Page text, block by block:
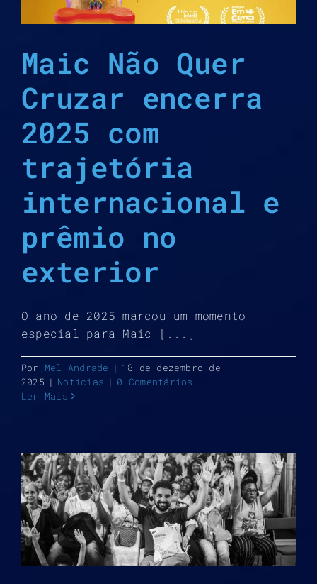
Maic Não Quer
Cruzar encerra
2025 com
trajetória
internacional e
prêmio no
exterior
O ano de 2025 marcou um momento
especial para Maic [...]
Por Mel Andrade | 18 de dezembro de
2025 | Notícias | 0 Comentários
Ler Mais